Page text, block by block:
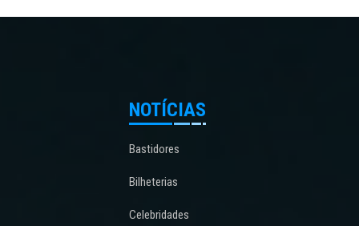
NOTÍCIAS
Bastidores
Bilheterias
Celebridades